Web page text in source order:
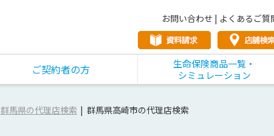
お問い合わせ | よくあるご質
ご契約者の方
生命保険商品一覧・
シミュレーション
群馬県の代理店検索 群馬県高崎市の代理店検索